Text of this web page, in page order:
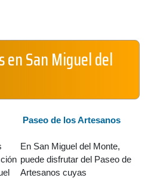
en San Miguel del
Paseo de los Artesanos
En San Miguel del Monte,
puede disfrutar del Paseo de
Artesanos cuyas